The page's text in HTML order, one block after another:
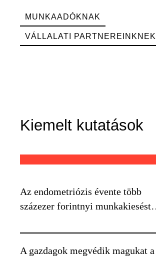
MUNKAADÓKNAK
VÁLLALATI PARTNEREINKNEK
Kiemelt kutatások
Az endometriózis évente több
százezer forintnyi munkakiesést
A gazdagok megvédik magukat a